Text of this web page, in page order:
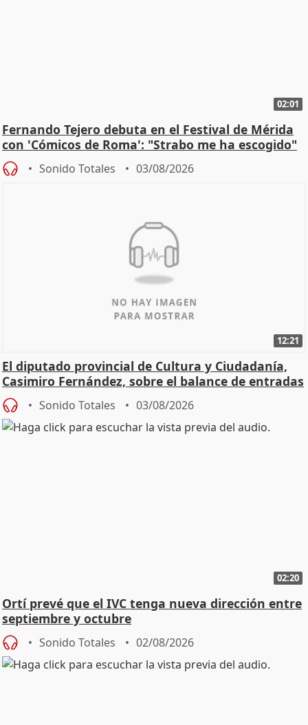
02:01
Fernando Tejero debuta en el Festival de Mérida
con 'Cómicos de Roma': "Strabo me ha escogido"
Sonido Totales 03/08/2026
12:21
El diputado provincial de Cultura y Ciudadanía,
Casimiro Fernández, sobre el balance de entradas
Sonido Totales 03/08/2026
02:20
Ortí prevé que el IVC tenga nueva dirección entre
septiembre y octubre
Sonido Totales 02/08/2026